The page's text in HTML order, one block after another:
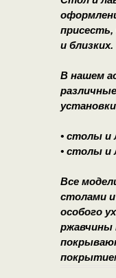
и близких.
В нашем
• столы и
• столы и
Все
столами
особого
ржавчины